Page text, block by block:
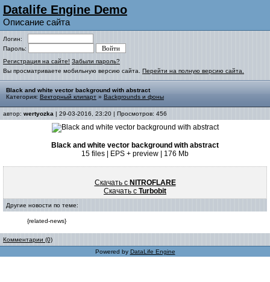
Datalife Engine Demo
Описание сайта
Логин:
Пароль:
Регистрация на сайте! Забыли пароль?
Вы просматриваете мобильную версию сайта. Перейти на полную версию сайта.
Black and white vector background with abstract
Категория: Векторный клипарт » Backgrounds и фоны
автор: wertyozka | 29-03-2016, 23:20 | Просмотров: 456
Black and white vector background with abstract
15 files | EPS + preview | 176 Mb
Скачать с NITROFLARE
Скачать с Turbobit
Другие новости по теме:
{related-news}
Комментарии (0)
Powered by DataLife Engine